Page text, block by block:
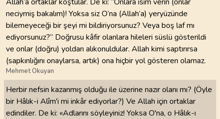
neciymiş bakalım)! Yoksa siz O’na (Allah’a) yeryüzünde
bilemeyeceği bir şeyi mi bildiriyorsunuz? Veya boş laf mı
ediyorsunuz?” Doğrusu kâfir olanlara hileleri süslü gösterildi
ve onlar (doğru) yoldan alıkonuldular. Allah kimi saptırırsa
(sapkınlığını onaylarsa, artık) ona hiçbir yol gösteren olamaz.
Mehmet Okuyan
Herbir nefsin kazanmış olduğu ile üzerine nazır olanı mı? (Öyle
bir Hâlık-i Alîm'i mi inkâr ediyorlar?) Ve Allah için ortaklar
edindiler. De ki: «Adlarını söyleyiniz! Yoksa O'na, o Hâlık-ı